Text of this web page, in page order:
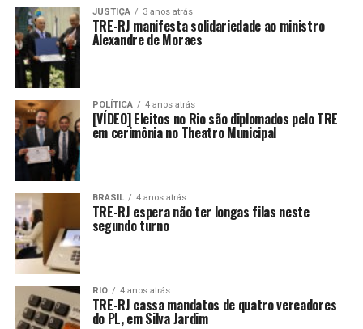
JUSTIÇA 3 anos atrás
TRE-RJ manifesta solidariedade ao ministro
Alexandre de Moraes
POLÍTICA 4 anos atrás
[VÍDEO] Eleitos no Rio são diplomados pelo TRE
em cerimônia no Theatro Municipal
BRASIL 4 anos atrás
TRE-RJ espera não ter longas filas neste
segundo turno
RIO 4 anos atrás
TRE-RJ cassa mandatos de quatro vereadores
do PL, em Silva Jardim